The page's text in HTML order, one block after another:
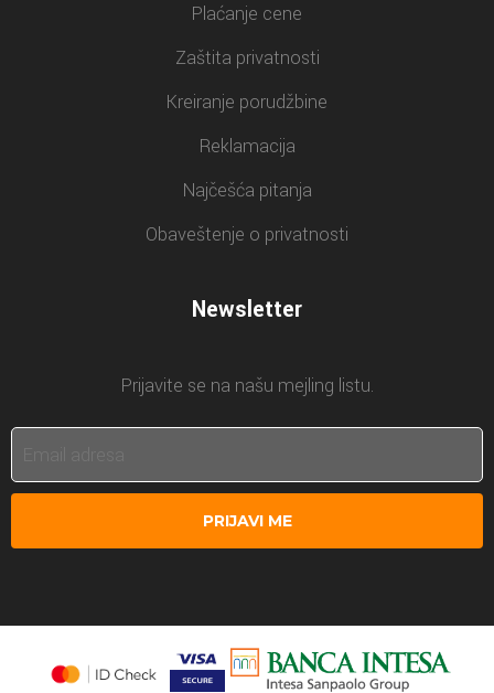
Plaćanje cene
Zaštita privatnosti
Kreiranje porudžbine
Reklamacija
Najčešća pitanja
Obaveštenje o privatnosti
Newsletter
Prijavite se na našu mejling listu.
PRIJAVI ME